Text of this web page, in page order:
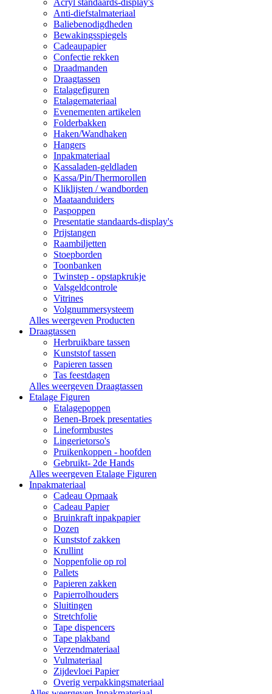
Acryl standaards-display's
Anti-diefstalmateriaal
Baliebenodigdheden
Bewakingsspiegels
Cadeaupapier
Confectie rekken
Draadmanden
Draagtassen
Etalagefiguren
Etalagemateriaal
Evenementen artikelen
Folderbakken
Haken/Wandhaken
Hangers
Inpakmateriaal
Kassaladen-geldladen
Kassa/Pin/Thermorollen
Kliklijsten / wandborden
Maataanduiders
Paspoppen
Presentatie standaards-display's
Prijstangen
Raambiljetten
Stoepborden
Toonbanken
Twinstep - opstapkrukje
Valsgeldcontrole
Vitrines
Volgnummersysteem
Alles weergeven Producten
Draagtassen
Herbruikbare tassen
Kunststof tassen
Papieren tassen
Tas feestdagen
Alles weergeven Draagtassen
Etalage Figuren
Etalagepoppen
Benen-Broek presentaties
Lineformbustes
Lingerietorso's
Pruikenkoppen - hoofden
Gebruikt- 2de Hands
Alles weergeven Etalage Figuren
Inpakmateriaal
Cadeau Opmaak
Cadeau Papier
Bruinkraft inpakpapier
Dozen
Kunststof zakken
Krullint
Noppenfolie op rol
Pallets
Papieren zakken
Papierrolhouders
Sluitingen
Stretchfolie
Tape dispencers
Tape plakband
Verzendmateriaal
Vulmateriaal
Zijdevloei Papier
Overig verpakkingsmateriaal